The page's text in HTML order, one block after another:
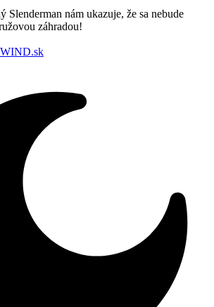
Slenderman nám ukazuje, že sa nebude
záhradou!